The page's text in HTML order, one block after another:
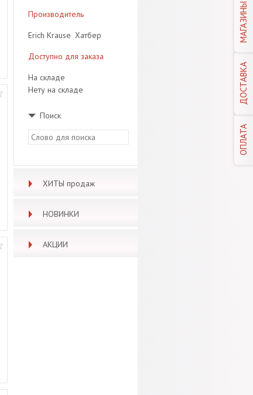
ОПЛАТА
ДОСТАВКА
МАГАЗИНЫ
Производитель
Erich Krause Хатбер
Доступно для заказа
На складе
Нету на складе
Поиск
ХИТЫ продаж
НОВИНКИ
АКЦИИ